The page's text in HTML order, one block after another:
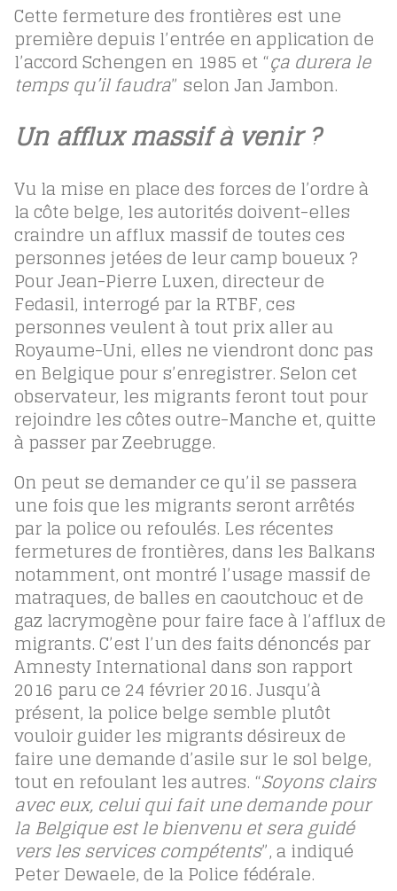
Cette fermeture des frontières est une
première depuis l’entrée en application de
l’accord Schengen en 1985 et “ça durera le
temps qu’il faudra” selon Jan Jambon.
Un afflux massif à venir ?
Vu la mise en place des forces de l’ordre à
la côte belge, les autorités doivent-elles
craindre un afflux massif de toutes ces
personnes jetées de leur camp boueux ?
Pour Jean-Pierre Luxen, directeur de
Fedasil, interrogé par la RTBF, ces
personnes veulent à tout prix aller au
Royaume-Uni, elles ne viendront donc pas
en Belgique pour s’enregistrer. Selon cet
observateur, les migrants feront tout pour
rejoindre les côtes outre-Manche et, quitte
à passer par Zeebrugge.
On peut se demander ce qu’il se passera
une fois que les migrants seront arrêtés
par la police ou refoulés. Les récentes
fermetures de frontières, dans les Balkans
notamment, ont montré l’usage massif de
matraques, de balles en caoutchouc et de
gaz lacrymogène pour faire face à l’afflux de
migrants. C’est l’un des faits dénoncés par
Amnesty International dans son rapport
2016 paru ce 24 février 2016. Jusqu’à
présent, la police belge semble plutôt
vouloir guider les migrants désireux de
faire une demande d’asile sur le sol belge,
tout en refoulant les autres. “Soyons clairs
avec eux, celui qui fait une demande pour
la Belgique est le bienvenu et sera guidé
vers les services compétents”, a indiqué
Peter Dewaele, de la Police fédérale.